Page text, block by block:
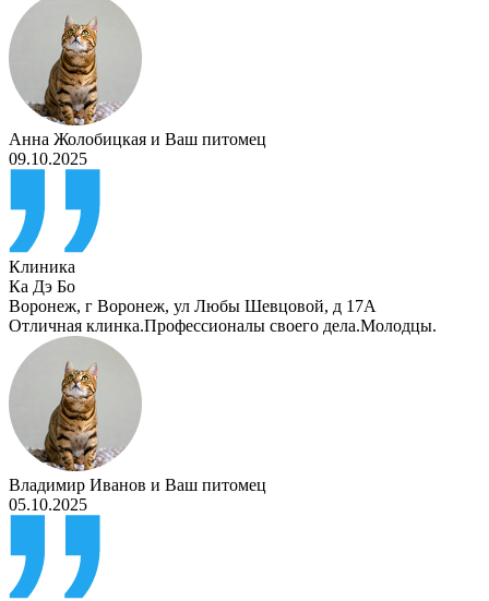
Анна Жолобицкая и Ваш питомец
09.10.2025
Клиника
Ка Дэ Бо
Воронеж, г Воронеж, ул Любы Шевцовой, д 17А
Отличная клинка.Профессионалы своего дела.Молодцы.
Владимир Иванов и Ваш питомец
05.10.2025